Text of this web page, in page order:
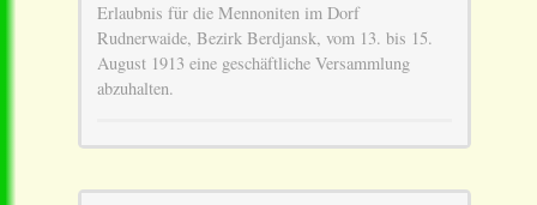
Erlaubnis für die Mennoniten im Dorf
Rudnerwaide, Bezirk Berdjansk, vom 13. bis 15.
August 1913 eine geschäftliche Versammlung
abzuhalten.